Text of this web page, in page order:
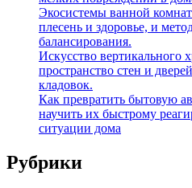
Экосистемы ванной
плесень и здоровье, и
балансирования.
Искусство вертикального
пространство стен и
кладовок.
Как превратить бытовую
научить их быстрому
ситуации дома
Рубрики